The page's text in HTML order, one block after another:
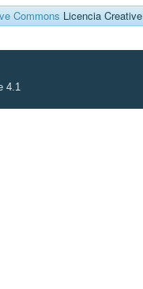
Commons Licencia
4.1